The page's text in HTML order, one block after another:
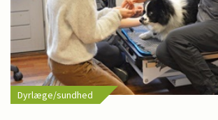
Dyrlæge/sundhed